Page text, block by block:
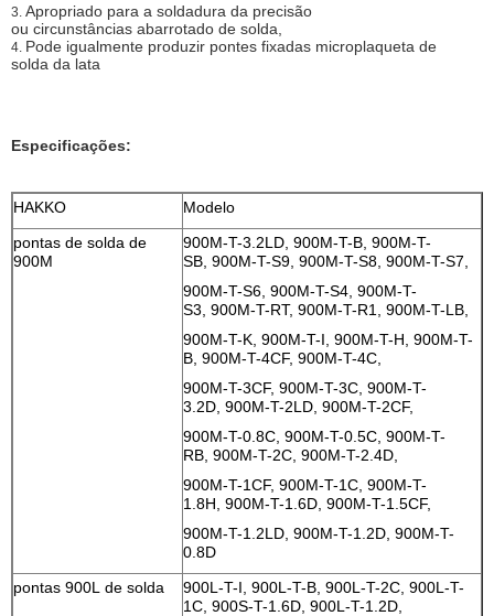
3. Apropriado para a soldadura da precisão
ou circunstâncias abarrotado de solda,
4. Pode igualmente produzir pontes fixadas microplaqueta de
solda da lata
Especificações:
HAKKO
Modelo
pontas de solda de
900M
900M-T-3.2LD, 900M-T-B, 900M-T-
SB, 900M-T-S9, 900M-T-S8, 900M-T-S7,
900M-T-S6, 900M-T-S4, 900M-T-
S3, 900M-T-RT, 900M-T-R1, 900M-T-LB,
900M-T-K, 900M-T-I, 900M-T-H, 900M-T-
B, 900M-T-4CF, 900M-T-4C,
900M-T-3CF, 900M-T-3C, 900M-T-
3.2D, 900M-T-2LD, 900M-T-2CF,
900M-T-0.8C, 900M-T-0.5C, 900M-T-
RB, 900M-T-2C, 900M-T-2.4D,
900M-T-1CF, 900M-T-1C, 900M-T-
1.8H, 900M-T-1.6D, 900M-T-1.5CF,
900M-T-1.2LD, 900M-T-1.2D, 900M-T-
0.8D
pontas 900L de solda
900L-T-I, 900L-T-B, 900L-T-2C, 900L-T-
1C, 900S-T-1.6D, 900L-T-1.2D,